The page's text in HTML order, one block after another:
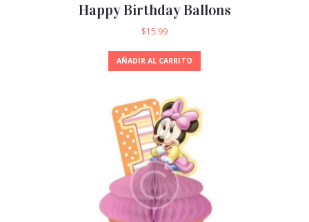
Happy Birthday Ballons
$15.99
AÑADIR AL CARRITO